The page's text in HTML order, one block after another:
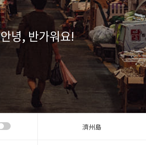
안녕, 반가워요!
濟州島